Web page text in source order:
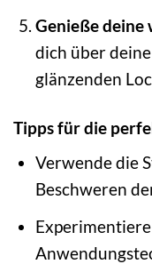
Genieße deine
dich über
glänzenden
Tipps für die
Verwende die
Beschweren